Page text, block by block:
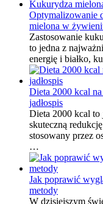
Optymalizowanie
mielona w
Zastosowanie
to jedna z
energię i białko,
Dieta 2000 kcal
jadłospis
Dieta 2000 kcal to
skuteczną
stosowany przez
…
Jak poprawić
metody
W dzisiejszym